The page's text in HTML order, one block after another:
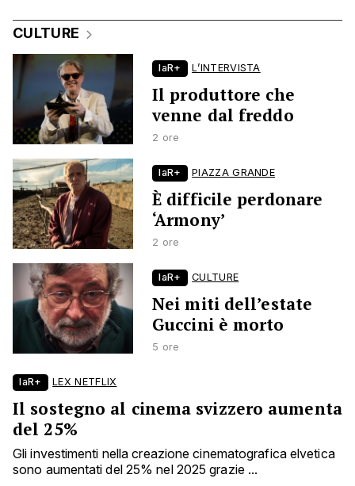
CULTURE
laR+ L’INTERVISTA
Il produttore che
venne dal freddo
2 ore
laR+ PIAZZA GRANDE
È difficile perdonare
‘Armony’
2 ore
laR+ CULTURE
Nei miti dell’estate
Guccini è morto
5 ore
laR+ LEX NETFLIX
Il sostegno al cinema svizzero aumenta
del 25%
Gli investimenti nella creazione cinematografica elvetica
sono aumentati del 25% nel 2025 grazie ...